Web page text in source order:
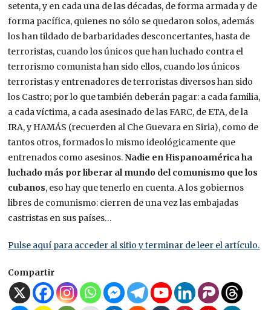
setenta, y en cada una de las décadas, de forma armada y de
forma pacífica, quienes no sólo se quedaron solos, además
los han tildado de barbaridades desconcertantes, hasta de
terroristas, cuando los únicos que han luchado contra el
terrorismo comunista han sido ellos, cuando los únicos
terroristas y entrenadores de terroristas diversos han sido
los Castro; por lo que también deberán pagar: a cada familia,
a cada víctima, a cada asesinado de las FARC, de ETA, de la
IRA, y HAMÁS (recuerden al Che Guevara en Siria), como de
tantos otros, formados lo mismo ideológicamente que
entrenados como asesinos.Nadie en Hispanoamérica ha
luchado más por liberar al mundo del comunismo que los
cubanos, eso hay que tenerlo en cuenta. A los gobiernos
libres de comunismo: cierren de una vez las embajadas
castristas en sus países…
Pulse aquí para acceder al sitio y terminar de leer el artículo.
Compartir